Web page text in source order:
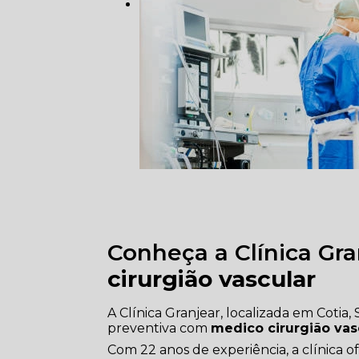
Conheça a Clínica
cirurgião vascular
A Clínica Granjear, localizada em
preventiva com medico cirurgião
Com 22 anos de experiência, a clínica